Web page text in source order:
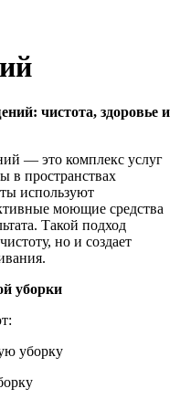
чистота, здоровье и
— это комплекс услуг
в пространствах
используют
моющие средства
Такой подход
но и создает
уборки
уборку